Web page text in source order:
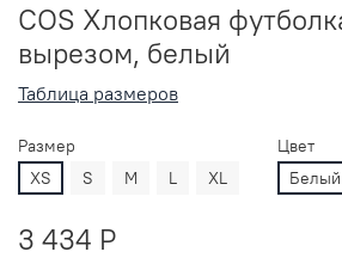
COS Хлопковая
вырезом, белый
Таблица размеров
Размер
XS
S M L XL
Цвет
Белый
3 434 P